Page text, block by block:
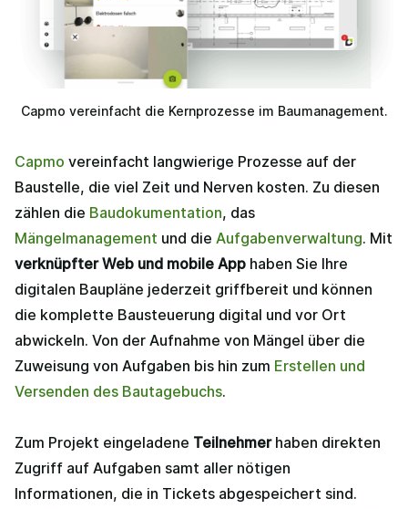
Capmo vereinfacht die Kernprozesse im Baumanagement.
Capmo vereinfacht langwierige Prozesse auf der
Baustelle, die viel Zeit und Nerven kosten. Zu diesen
zählen die Baudokumentation, das
Mängelmanagement und die Aufgabenverwaltung. Mit
verknüpfter Web und mobile App haben Sie Ihre
digitalen Baupläne jederzeit griffbereit und können
die komplette Bausteuerung digital und vor Ort
abwickeln. Von der Aufnahme von Mängel über die
Zuweisung von Aufgaben bis hin zum Erstellen und
Versenden des Bautagebuchs.
Zum Projekt eingeladene Teilnehmerhaben direkten
Zugriff auf Aufgaben samt aller nötigen
Informationen, die in Tickets abgespeichert sind.